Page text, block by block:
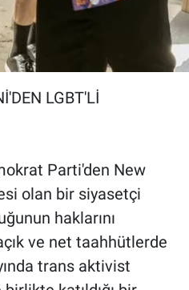
LGBT'Lİ
Parti'den New
olan bir siyasetçi
haklarını
ve net taahhütlerde
trans aktivist